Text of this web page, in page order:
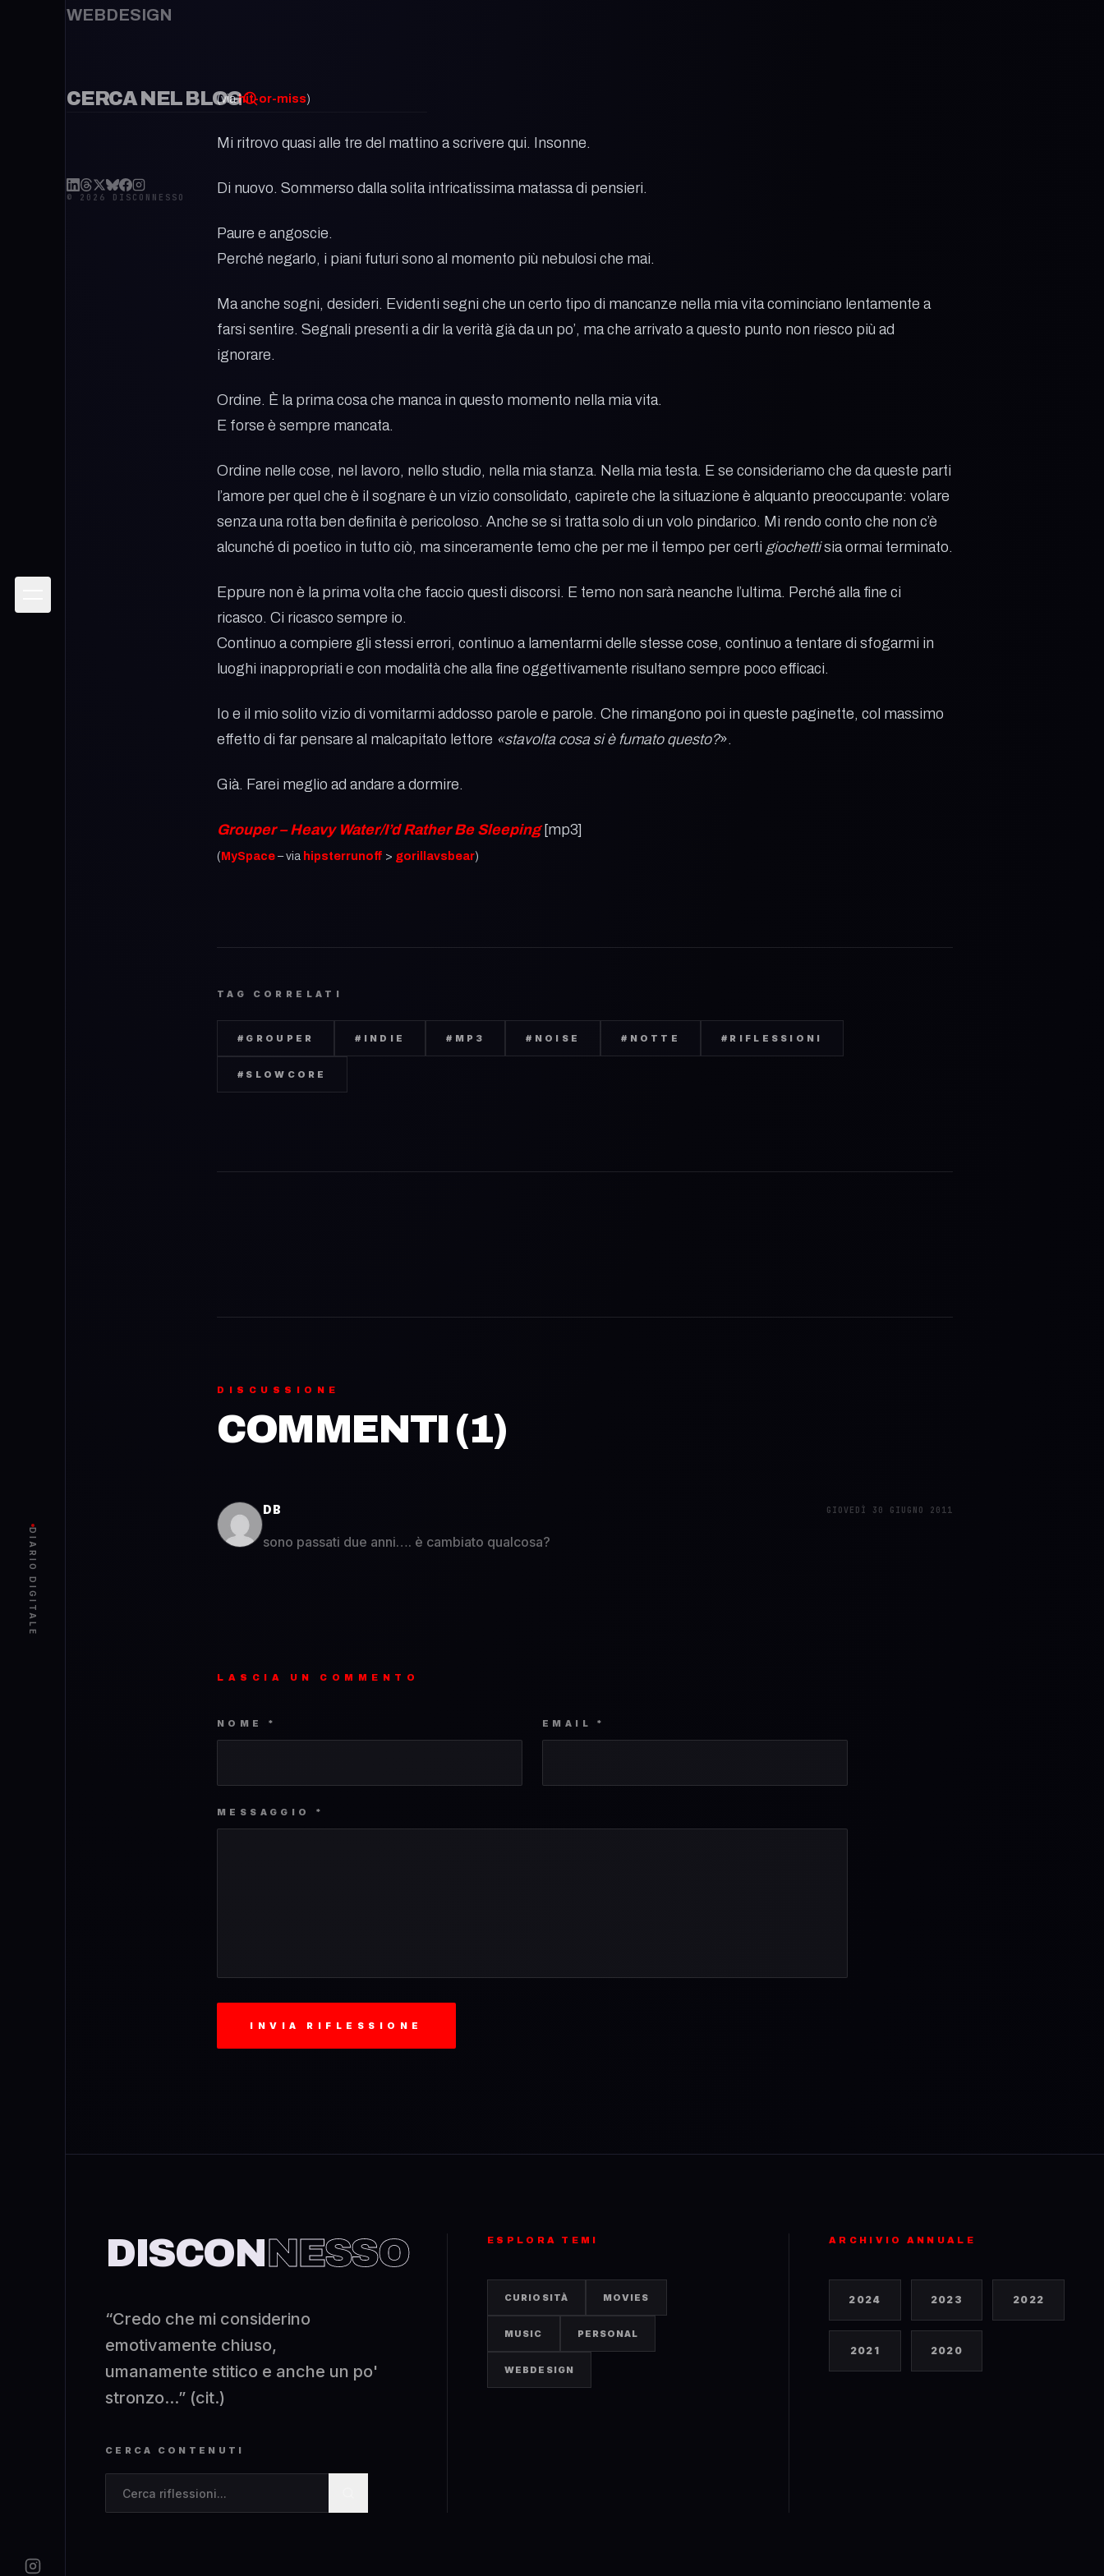
DIARIO DIGITALE
WEBDESIGN
CERCA NEL BLOG
© 2026 DISCONNESSO
(viahit-or-miss)
Mi ritrovo quasi alle tre del mattino a scrivere qui. Insonne.
Di nuovo. Sommerso dalla solita intricatissima matassa di pensieri.
Paure e angoscie.
Perché negarlo, i piani futuri sono al momento più nebulosi che mai.
Ma anche sogni, desideri. Evidenti segni che un certo tipo di mancanze nella mia vita cominciano lentamente a
farsi sentire. Segnali presenti a dir la verità già da un po’, ma che arrivato a questo punto non riesco più ad
ignorare.
Ordine. È la prima cosa che manca in questo momento nella mia vita.
E forse è sempre mancata.
Ordine nelle cose, nel lavoro, nello studio, nella mia stanza. Nella mia testa. E se consideriamo che da queste parti
l’amore per quel che è il sognare è un vizio consolidato, capirete che la situazione è alquanto preoccupante: volare
senza una rotta ben definita è pericoloso. Anche se si tratta solo di un volo pindarico. Mi rendo conto che non c’è
alcunché di poetico in tutto ciò, ma sinceramente temo che per me il tempo per certi giochettisia ormai terminato.
Eppure non è la prima volta che faccio questi discorsi. E temo non sarà neanche l’ultima. Perché alla fine ci
ricasco. Ci ricasco sempre io.
Continuo a compiere gli stessi errori, continuo a lamentarmi delle stesse cose, continuo a tentare di sfogarmi in
luoghi inappropriati e con modalità che alla fine oggettivamente risultano sempre poco efficaci.
Io e il mio solito vizio di vomitarmi addosso parole e parole. Che rimangono poi in queste paginette, col massimo
effetto di far pensare al malcapitato lettore «stavolta cosa si è fumato questo?».
Già. Farei meglio ad andare a dormire.
Grouper – Heavy Water/I’d Rather Be Sleeping[mp3]
(MySpace– via hipsterrunoff > gorillavsbear)
TAG CORRELATI
# GROUPER # INDIE # MP3 # NOISE # NOTTE # RIFLESSIONI
# SLOWCORE
DISCUSSIONE
COMMENTI (1)
DB GIOVEDÌ 30 GIUGNO 2011
sono passati due anni…. è cambiato qualcosa?
LASCIA UN COMMENTO
NOME * EMAIL *
MESSAGGIO *
INVIA RIFLESSIONE
DISCONNESSO
“Credo che mi considerino
emotivamente chiuso,
umanamente stitico e anche un po'
stronzo...” (cit.)
CERCA CONTENUTI
ESPLORA TEMI
CURIOSITÀ MOVIES
MUSIC PERSONAL
WEBDESIGN
ARCHIVIO ANNUALE
2024 2023 2022
2021 2020